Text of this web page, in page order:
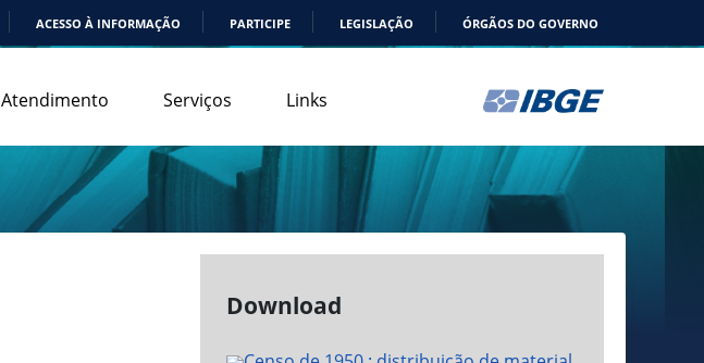
ACESSO À INFORMAÇÃO PARTICIPE LEGISLAÇÃO ÓRGÃOS DO GOVERNO
Atendimento Serviços Links
Download